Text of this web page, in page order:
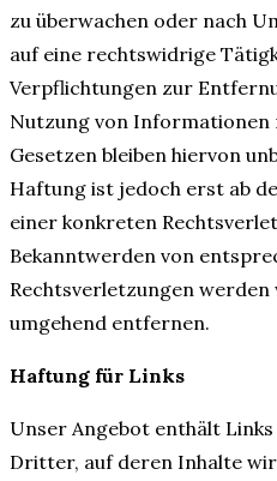
zu überwachen oder nach
auf eine rechtswidrige
Verpflichtungen zur
Nutzung von Informationen
Gesetzen bleiben hiervon
Haftung ist jedoch erst ab
einer konkreten
Bekanntwerden von
Rechtsverletzungen
umgehend entfernen.
Haftung für Links
Unser Angebot enthält
Dritter, auf deren Inhalte wir